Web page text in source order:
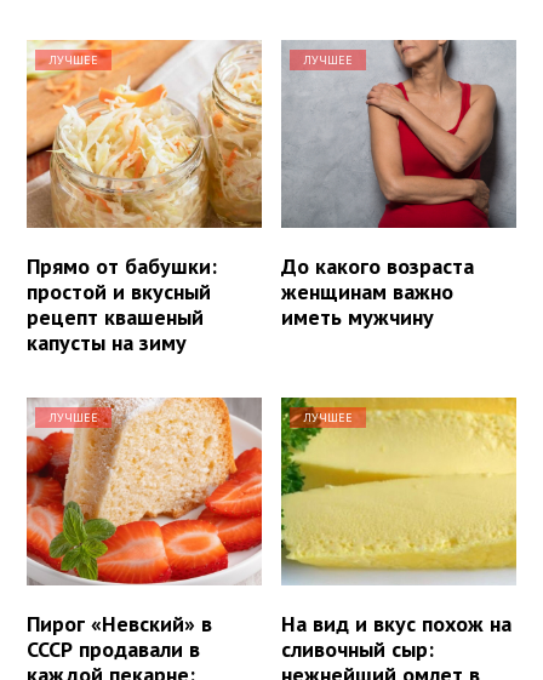
ЛУЧШЕЕ
Прямо от бабушки:
простой и вкусный
рецепт квашеный
капусты на зиму
ЛУЧШЕЕ
До какого возраста
женщинам важно
иметь мужчину
ЛУЧШЕЕ
Пирог «Невский» в
СССР продавали в
ЛУЧШЕЕ
На вид и вкус похож на
сливочный сыр: